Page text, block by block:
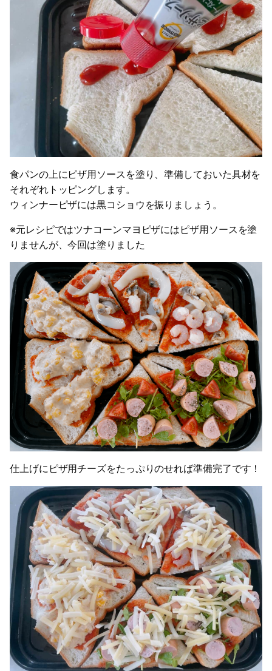
食パンの上にピザ用ソースを塗り、準備しておいた具材を
それぞれトッピングします。
ウィンナーピザには黒コショウを振りましょう。
※元レシピではツナコーンマヨピザにはピザ用ソースを塗
りませんが、今回は塗りました
仕上げにピザ用チーズをたっぷりのせれば準備完了です！